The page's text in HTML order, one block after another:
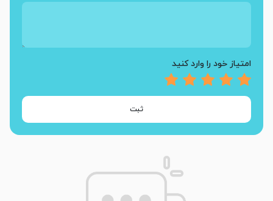
امتیاز خود را وارد کنید
ثبت